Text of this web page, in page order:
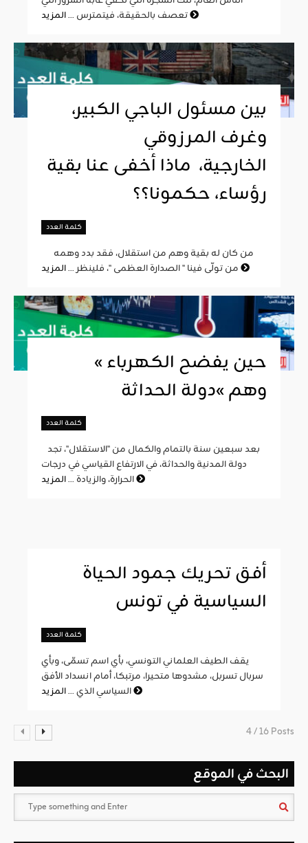
تعصف بالحقيقة، فيتمترس ...
بين مسئول الباجي الكبير،
وغرف المرزوقي
الخارجية، ماذا أخفى عنا بقية
رؤساء، حكمونا؟؟
كلمة العدد
من تولّى فينا " الصدارة العظمى "، فلينظر ...
« حين يفضح الكهرباء
وهم »دولة الحداثة
كلمة العدد
دولة المدنية والحداثة، في الارتفاع القياسي في درجات
الحرارة، والزيادة ...
أفق تحريك جمود الحياة
السياسية في تونس
كلمة العدد
يقف الطيف العلماني التونسي، بأي اسم تسمّى، وبأي
سربال تسربل، مشدوها متحيرا، مرتبكا، أمام انسداد الأفق
السياسي الذي ...
4 / 16 Posts
البحث في الموقع